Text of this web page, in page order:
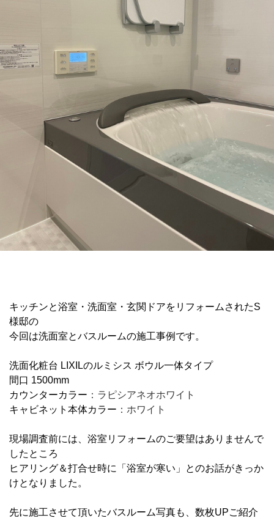
キッチンと浴室・洗面室・玄関ドアをリフォームされたS
様邸の
今回は洗面室とバスルームの施工事例です。
洗面化粧台 LIXILのルミシス ボウル一体タイプ
間口 1500mm
カウンターカラー ：ラピシアネオホワイト
キャビネット本体カラー ：ホワイト
現場調査前には、浴室リフォームのご要望はありませんで
したところ
ヒアリング＆打合せ時に「浴室が寒い」とのお話がきっか
けとなりました。
先に施工させて頂いたバスルーム写真も、数枚UPご紹介